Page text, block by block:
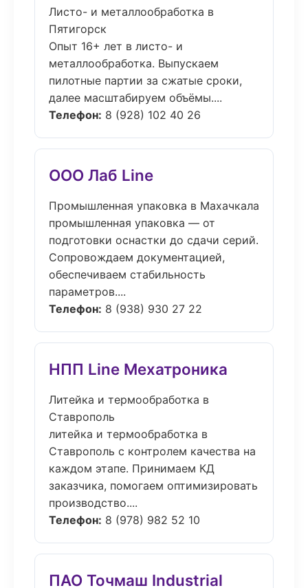
Листо- и металлообработка в
Пятигорск
Опыт 16+ лет в листо- и
металлообработка. Выпускаем
пилотные партии за сжатые сроки,
далее масштабируем объёмы....
Телефон: 8 (928) 102 40 26
ООО Лаб Line
Промышленная упаковка в Махачкала
промышленная упаковка — от
подготовки оснастки до сдачи серий.
Сопровождаем документацией,
обеспечиваем стабильность
параметров....
Телефон: 8 (938) 930 27 22
НПП Line Мехатроника
Литейка и термообработка в
Ставрополь
литейка и термообработка в
Ставрополь с контролем качества на
каждом этапе. Принимаем КД
заказчика, помогаем оптимизировать
производство....
Телефон: 8 (978) 982 52 10
ПАО Точмаш Industrial